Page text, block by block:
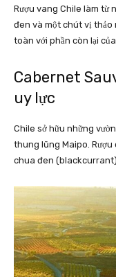
Rượu vang Chile làm từ
đen và một chút vị thảo
toàn với phần còn lại
Cabernet
uy lực
Chile sở hữu những
thung lũng Maipo. Rượu
chua đen